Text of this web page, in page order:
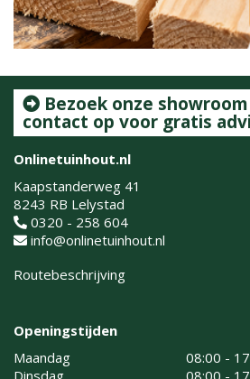
Bezoek onze
contact op voor gratis
Onlinetuinhout.nl
Kaapstanderweg 41
8243 RB Lelystad
0320 - 258 604
info@onlinetuinhout.nl
Routebeschrijving
Openingstijden
Maandag
08:00 -
Dinsdag
08:00 -